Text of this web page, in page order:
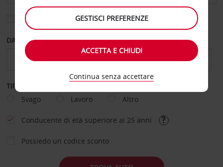
Scegli una località di riconsegna diversa
DAL GIORNO AL GIORNO
TIPOLOGIA DI NOLEGGIO
Svago
Lavoro Altro
Conducente di età superiore ai 25 anni
Possiedo un codice sconto
GESTISCI PREFERENZE
ACCETTA E CHIUDI
Continua senza accettare